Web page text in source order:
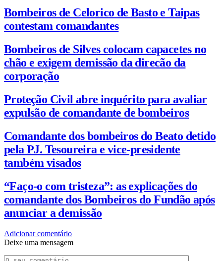
Bombeiros de Celorico de Basto e Taipas
contestam comandantes
Bombeiros de Silves colocam capacetes no
chão e exigem demissão da direcão da
corporação
Proteção Civil abre inquérito para avaliar
expulsão de comandante de bombeiros
Comandante dos bombeiros do Beato detido
pela PJ. Tesoureira e vice-presidente
também visados
“Faço-o com tristeza”: as explicações do
comandante dos Bombeiros do Fundão após
anunciar a demissão
Adicionar comentário
Deixe uma mensagem